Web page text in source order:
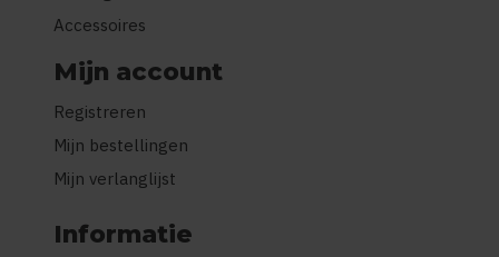
Accessoires
Mijn account
Registreren
Mijn bestellingen
Mijn verlanglijst
Informatie